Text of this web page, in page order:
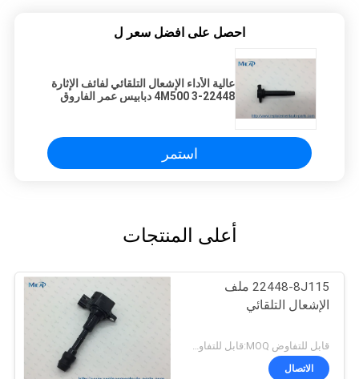
احصل على افضل سعر ل
عالية الأداء الإشعال التلقائي لفائف الإثارة
22448-4M500 3 دبابيس عمر الفاروق
استمر
أعلى المنتجات
22448-8J115 ملف
الإشعال التلقائي
قابل للتفاوض MOQ:قابل للتفاوض
الاتصال